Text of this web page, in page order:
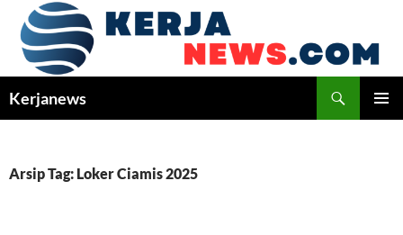
Langsung
Kerjanews
Arsip Tag: Loker Ciamis 2025